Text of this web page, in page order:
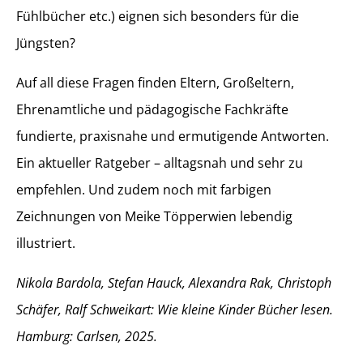
Fühlbücher etc.) eignen sich besonders für die
Jüngsten?
Auf all diese Fragen finden Eltern, Großeltern,
Ehrenamtliche und pädagogische Fachkräfte
fundierte, praxisnahe und ermutigende Antworten.
Ein aktueller Ratgeber – alltagsnah und sehr zu
empfehlen. Und zudem noch mit farbigen
Zeichnungen von Meike Töpperwien lebendig
illustriert.
Nikola Bardola, Stefan Hauck, Alexandra Rak, Christoph
Schäfer, Ralf Schweikart: Wie kleine Kinder Bücher lesen.
Hamburg: Carlsen, 2025.